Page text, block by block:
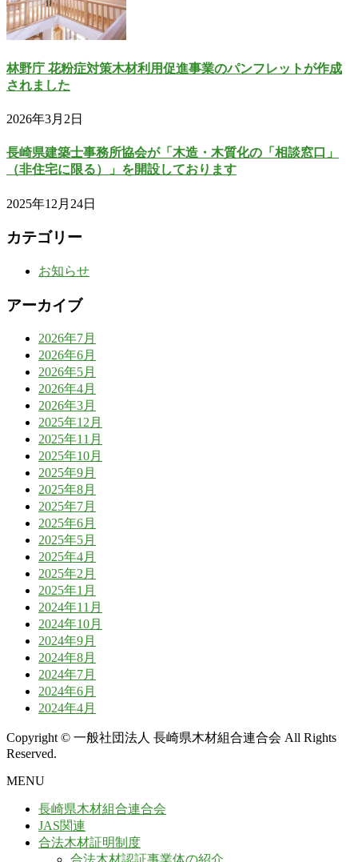
林野庁 花粉症対策木材利用促進事業のパンフレットが作成
されました
2026年3月2日
長崎県建築士事務所協会が「木造・木質化の「相談窓口」
（非住宅に限る）」を開設しております
2025年12月24日
カテゴリー
お知らせ
アーカイブ
2026年7月
2026年6月
2026年5月
2026年4月
2026年3月
2025年12月
2025年11月
2025年10月
2025年9月
2025年8月
2025年7月
2025年6月
2025年5月
2025年4月
2025年2月
2025年1月
2024年11月
2024年10月
2024年9月
2024年8月
2024年7月
2024年6月
2024年4月
Copyright © 一般社団法人 長崎県木材組合連合会 All Rights
Reserved.
MENU
長崎県木材組合連合会
JAS関連
合法木材証明制度